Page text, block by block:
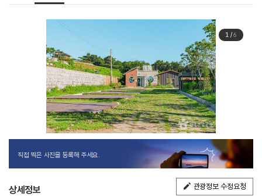
1/6
직접 찍은 사진을 등록해 주세요.
상세정보 관광정보 수정요청